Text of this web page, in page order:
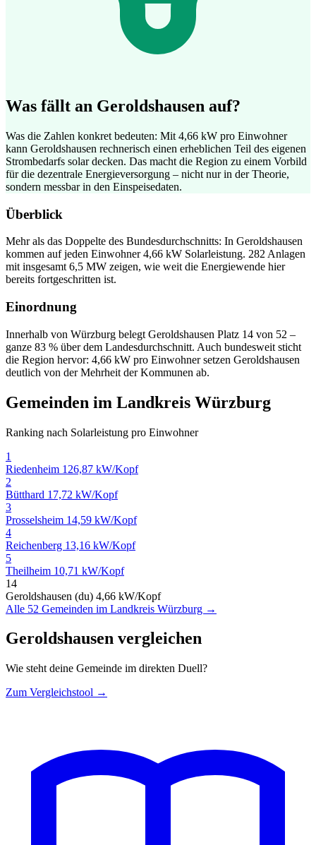
Was fällt an Geroldshausen auf?
Was die Zahlen konkret bedeuten: Mit 4,66 kW pro Einwohner
kann Geroldshausen rechnerisch einen erheblichen Teil des eigenen
Strombedarfs solar decken. Das macht die Region zu einem Vorbild
für die dezentrale Energieversorgung – nicht nur in der Theorie,
sondern messbar in den Einspeisedaten.
Überblick
Mehr als das Doppelte des Bundesdurchschnitts: In Geroldshausen
kommen auf jeden Einwohner 4,66 kW Solarleistung. 282 Anlagen
mit insgesamt 6,5 MW zeigen, wie weit die Energiewende hier
bereits fortgeschritten ist.
Einordnung
Innerhalb von Würzburg belegt Geroldshausen Platz 14 von 52 –
ganze 83 % über dem Landesdurchschnitt. Auch bundesweit sticht
die Region hervor: 4,66 kW pro Einwohner setzen Geroldshausen
deutlich von der Mehrheit der Kommunen ab.
Gemeinden im Landkreis Würzburg
Ranking nach Solarleistung pro Einwohner
1
Riedenheim 126,87 kW/Kopf
2
Bütthard 17,72 kW/Kopf
3
Prosselsheim 14,59 kW/Kopf
4
Reichenberg 13,16 kW/Kopf
5
Theilheim 10,71 kW/Kopf
14
Geroldshausen (du) 4,66 kW/Kopf
Alle 52 Gemeinden im Landkreis Würzburg →
Geroldshausen vergleichen
Wie steht deine Gemeinde im direkten Duell?
Zum Vergleichstool →